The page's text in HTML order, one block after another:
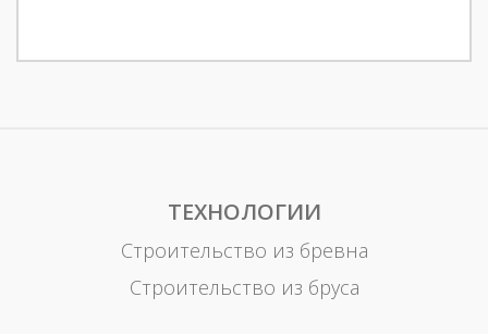
ТЕХНОЛОГИИ
Строительство из бревна
Строительство из бруса